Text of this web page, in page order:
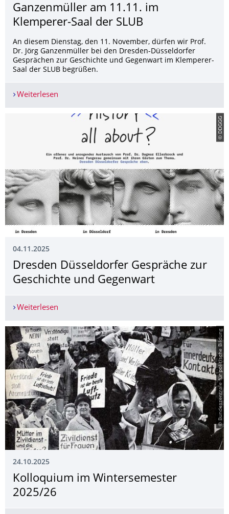
Ganzenmüller am 11.11. im
Klemperer-Saal der SLUB
An diesem Dienstag, den 11. November, dürfen wir Prof.
Dr. Jörg Ganzenmüller bei den Dresden-Düsseldorfer
Gesprächen zur Geschichte und Gegenwart im Klemperer-
Saal der SLUB begrüßen.
Weiterlesen
© DDGGG
04.11.2025
Dresden Düsseldorfer Gespräche zur
Geschichte und Gegenwart
Weiterlesen
© Bundeszentrale für politische Bildung
24.10.2025
Kolloquium im Wintersemester
2025/26